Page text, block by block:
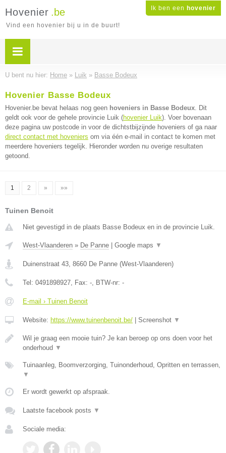
Ik ben een hovenier
Hovenier .be
Vind een hovenier bij u in de buurt!
U bent nu hier: Home » Luik » Basse Bodeux
Hovenier Basse Bodeux
Hovenier.be bevat helaas nog geen hoveniers in Basse Bodeux. Dit
geldt ook voor de gehele provincie Luik (hovenier Luik). Voer bovenaan
deze pagina uw postcode in voor de dichtstbijzijnde hoveniers of ga naar
direct contact met hoveniers om via één e-mail in contact te komen met
meerdere hoveniers tegelijk. Hieronder worden nu overige resultaten
getoond.
1 2 » »»
Tuinen Benoit
Niet gevestigd in de plaats Basse Bodeux en in de provincie Luik.
West-Vlaanderen » De Panne Google maps ▼
Duinenstraat 43, 8660 De Panne (West-Vlaanderen)
Tel: 0491898927, Fax: -, BTW-nr: -
E-mail › Tuinen Benoit
Website: https://www.tuinenbenoit.be/ Screenshot ▼
Wil je graag een mooie tuin? Je kan beroep op ons doen voor het
onderhoud ▼
Tuinaanleg, Boomverzorging, Tuinonderhoud, Opritten en terrassen,
▼
Er wordt gewerkt op afspraak.
Laatste facebook posts ▼
Sociale media: